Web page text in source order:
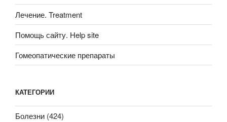
Лечение. Treatment
Помощь сайту. Help site
Гомеопатические препараты
КАТЕГОРИИ
Болезни (424)